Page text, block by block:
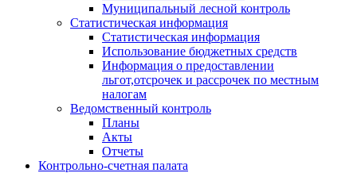
Муниципальный лесной контроль
Статистическая информация
Статистическая информация
Использование бюджетных средств
Информация о предоставлении
льгот,отсрочек и рассрочек по местным
налогам
Ведомственный контроль
Планы
Акты
Отчеты
Контрольно-счетная палата